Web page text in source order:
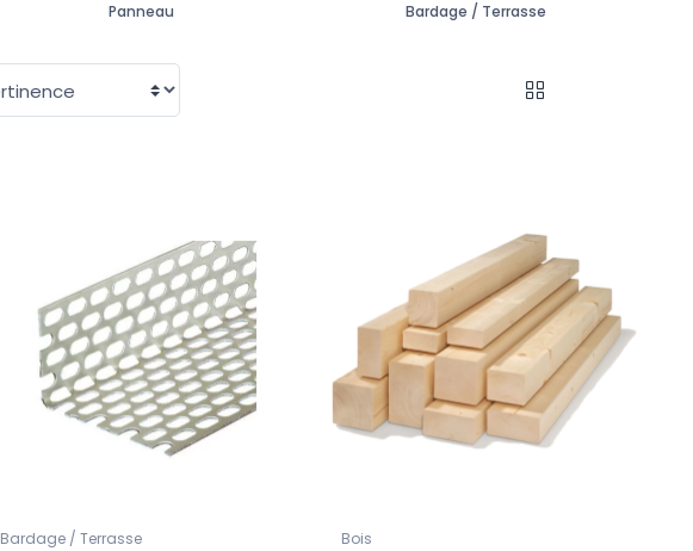
Panneau Bardage / Terrasse
Bardage / Terrasse Bois